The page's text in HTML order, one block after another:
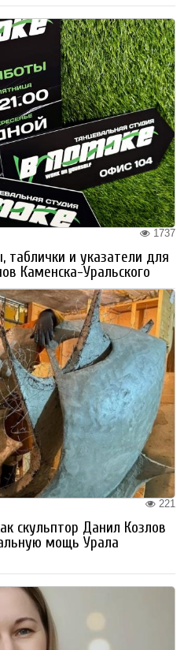
1737
и указатели для
Каменска-Уральского
221
скульптор Данил Козлов
мощь Урала